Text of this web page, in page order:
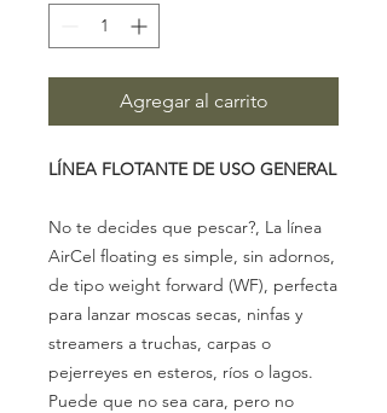
Agregar al carrito
LÍNEA FLOTANTE DE USO GENERAL
No te decides que pescar?, La línea
AirCel floating es simple, sin adornos,
de tipo weight forward (WF), perfecta
para lanzar moscas secas, ninfas y
streamers a truchas, carpas o
pejerreyes en esteros, ríos o lagos.
Puede que no sea cara, pero no